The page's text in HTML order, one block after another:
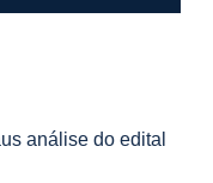
análise do edital